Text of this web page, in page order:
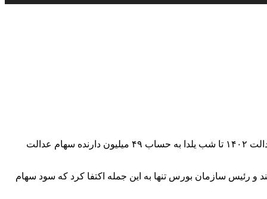
به گزارش همشهری آنلاین،‌ در روزهای اخیر به طور رسمی اعلام شده که تجمیع باقیمانده سود سهام عدالت ۱۴۰۱ و بخشی از سود سهام عدالت ۱۴۰۲ تا شب یلدا به حساب ۴۹ میلیون دارنده سهام عدالت
و رئیس سازمان بورس تنها به این جمله اکتفا کرد که سود سهام